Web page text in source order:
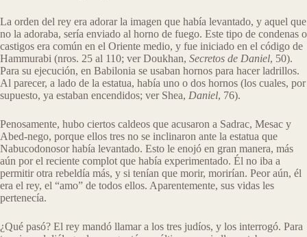
La orden del rey era adorar la imagen que había levantado, y aquel que
no la adoraba, sería enviado al horno de fuego. Este tipo de condenas o
castigos era común en el Oriente medio, y fue iniciado en el código de
Hammurabi (nros. 25 al 110; ver Doukhan, Secretos de Daniel, 50).
Para su ejecución, en Babilonia se usaban hornos para hacer ladrillos.
Al parecer, a lado de la estatua, había uno o dos hornos (los cuales, por
supuesto, ya estaban encendidos; ver Shea, Daniel, 76).
Penosamente, hubo ciertos caldeos que acusaron a Sadrac, Mesac y
Abed-nego, porque ellos tres no se inclinaron ante la estatua que
Nabucodonosor había levantado. Esto le enojó en gran manera, más
aún por el reciente complot que había experimentado. Él no iba a
permitir otra rebeldía más, y si tenían que morir, morirían. Peor aún, él
era el rey, el “amo” de todos ellos. Aparentemente, sus vidas les
pertenecía.
¿Qué pasó? El rey mandó llamar a los tres judíos, y los interrogó. Para